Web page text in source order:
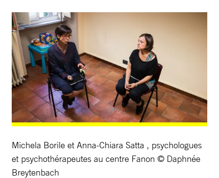
Michela Borile et Anna-Chiara Satta , psychologues
et psychothérapeutes au centre Fanon © Daphnée
Breytenbach